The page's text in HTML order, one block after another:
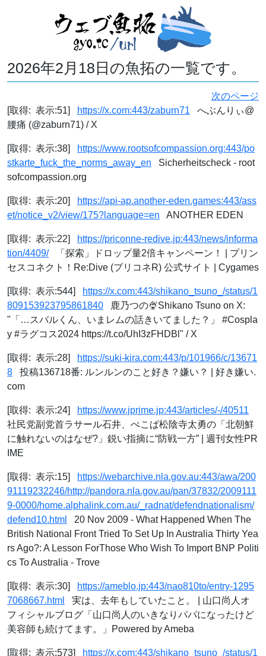
2026年2月18日の魚拓の一覧です。
次のページ
[取得: 表示:51]
https://x.com:443/zaburn71 へぶんりぃ@
腰痛 (@zaburn71) / X
[取得: 表示:38]
https://www.rootsofcompassion.org:443/po
stkarte_fuck_the_norms_away_en Sicherheitscheck - root
sofcompassion.org
[取得: 表示:20]
https://api-ap.another-eden.games:443/ass
et/notice_v2/view/175?language=en ANOTHER EDEN
[取得: 表示:22]
https://priconne-redive.jp:443/news/informa
tion/4409/「探索」ドロップ量2倍キャンペーン！ | プリン
セスコネクト！Re:Dive (プリコネR) 公式サイト | Cygames
[取得: 表示:544]
https://x.com:443/shikano_tsuno_/status/1
809153923795861840 鹿乃つの🍨Shikano Tsuno on X:
"「…スバルくん、いまレムの話きいてました？」 #Cospla
y #ラグコス2024 https://t.co/UhI3zFHDBl" / X
[取得: 表示:28]
https://suki-kira.com:443/p/101966/c/13671
8 投稿136718番: ルンルンのこと好き？嫌い？ | 好き嫌い.
com
[取得: 表示:24]
https://www.jprime.jp:443/articles/-/40511
社民党副党首ラサール石井、ぺこぱ松陰寺太勇の「北朝鮮
に触れないのはなぜ?」鋭い指摘に“防戦一方” | 週刊女性PR
IME
[取得: 表示:15]
https://webarchive.nla.gov.au:443/awa/200
91119232246/http://pandora.nla.gov.au/pan/37832/2009111
9-0000/home.alphalink.com.au/_radnat/defendnationalism/
defend10.html
20 Nov 2009 - What Happened When The
British National Front Tried To Set Up In Australia Thirty Yea
rs Ago?: A Lesson ForThose Who Wish To Import BNP Politi
cs To Australia - Trove
[取得: 表示:30]
https://ameblo.jp:443/nao810to/entry-1295
7068667.html
実は、去年もしていたこと。 | 山口尚人オ
フィシャルブログ「山口尚人のいきなりパパになったけど
美容師も続けてます。」Powered by Ameba
[取得: 表示:573]
https://x.com:443/shikano_tsuno_/status/1